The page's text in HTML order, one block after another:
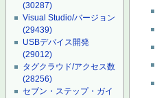
(30287)
Visual Studio/バージョン
(29439)
USBデバイス開発
(29012)
タグクラウド/アクセス数
(28256)
セブン・ステップ・ガイ